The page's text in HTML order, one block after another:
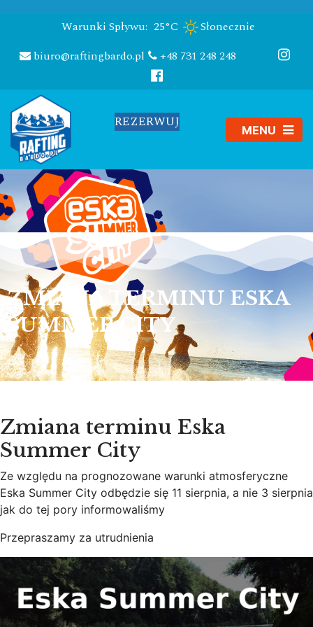
Warunki Spływu: 25°C
Słonecznie
biuro@raftingbardo.pl
+48 731 248 248
REZERWUJ
ZMIANA TERMINU ESKA
SUMMER CITY
Zmiana terminu Eska
Summer City
Ze względu na prognozowane warunki atmosferyczne
Eska Summer City odbędzie się 11 sierpnia, a nie 3 sierpnia
jak do tej pory informowaliśmy
Przepraszamy za utrudnienia